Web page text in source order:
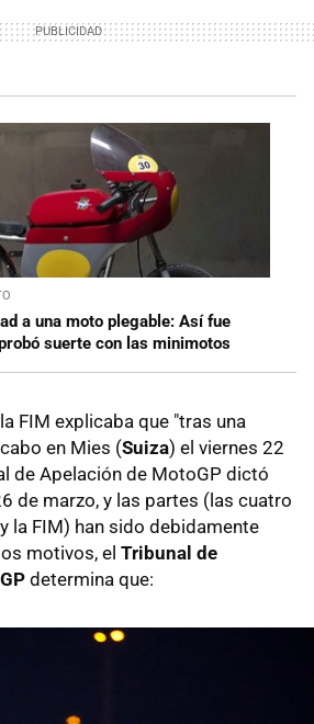
a una moto plegable: Así fue
suerte con las minimotos
FIM explicaba que "tras una
en Mies (Suiza) el viernes 22
de Apelación de MotoGP dictó
de marzo, y las partes (las cuatro
la FIM) han sido debidamente
motivos, el Tribunal de
determina que: